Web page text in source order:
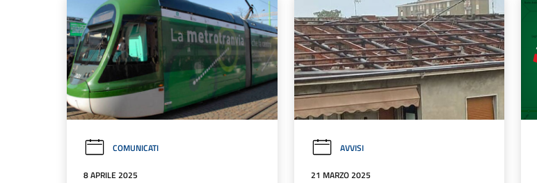
COMUNICATI
8 APRILE 2025
AVVISI
21 MARZO 2025